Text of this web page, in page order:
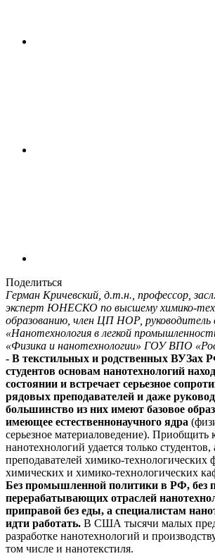
Поделиться
Герман Кричевский, д.т.н., профессор,
эксперт ЮНЕСКО по высшему химико-
образованию, член ЦП НОР,
«Нанотехнология в легкой
«Физика и нанотехнологии» ГОУ ВПО
- В текстильных и родственных ВУЗах
студентов основам нанотехнологий
состоянии и встречает серьезное
рядовых преподавателей и даже
большинство из них имеют базовое
имеющее естественнонаучного ядра
серьезное материаловедение). Приобщить
нанотехнологий удается только
преподавателей химико-технологических
химических и химико-технологических
Без промышленной политики в РФ, без
перерабатывающих отраслей
приправой без еды, а специалистам
идти работать. В США тысячи малых
разработке нанотехнологий и
том числе и нанотекстиля.